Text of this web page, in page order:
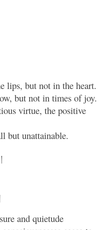
lips, but not in the heart.
but not in times of joy.
virtue, the positive
but unattainable.
and quietude